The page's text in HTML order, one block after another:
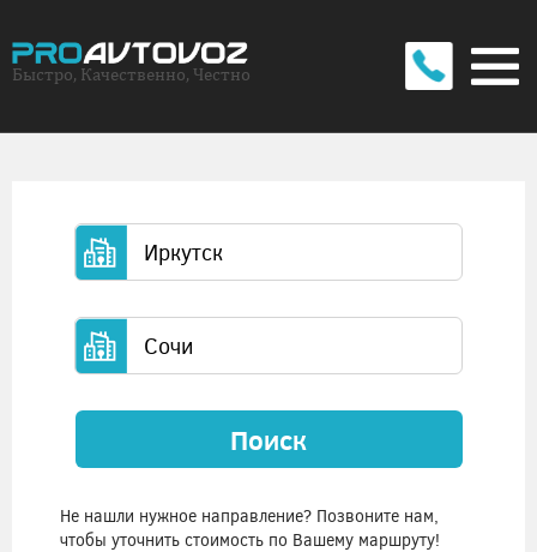
Быстро, Качественно, Честно
Поиск
Не нашли нужное направление? Позвоните нам,
чтобы уточнить стоимость по Вашему маршруту!